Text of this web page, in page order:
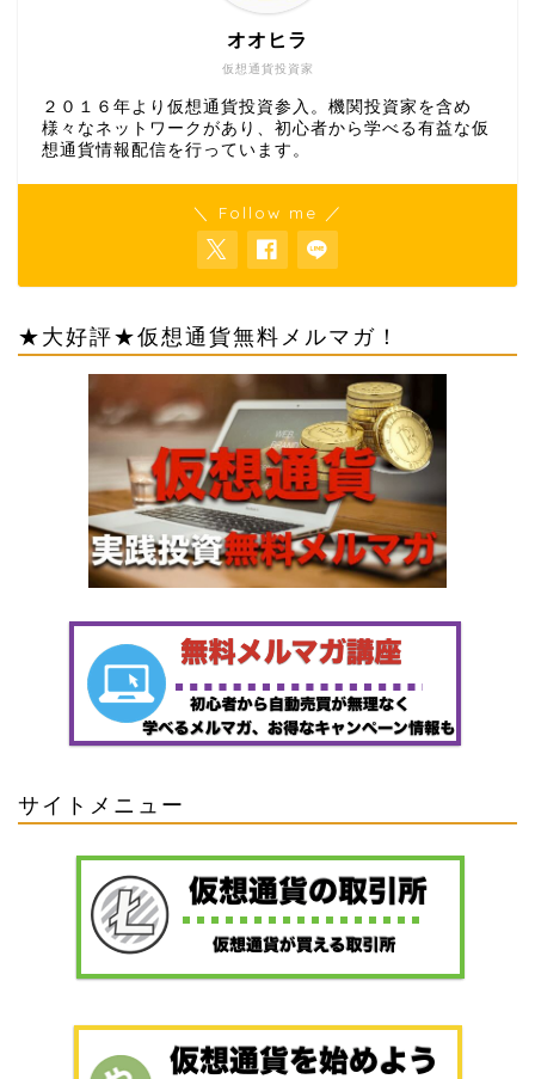
仮想通貨投資家
オオヒラ
２０１６年より仮想通貨投資参入。機関投資家を含め
様々なネットワークがあり、初心者から学べる有益な仮
想通貨情報配信を行っています。
＼ Follow me ／
★大好評★仮想通貨無料メルマガ！
サイトメニュー